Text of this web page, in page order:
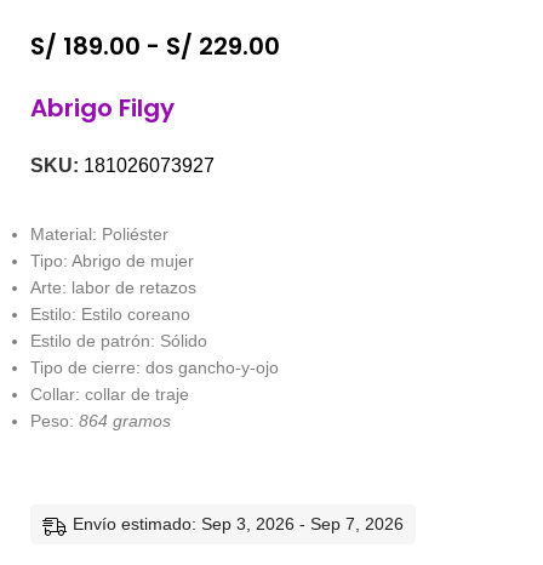
S/ 189.00 - S/ 229.00
Abrigo Filgy
SKU: 181026073927
Material: Poliéster
Tipo: Abrigo de mujer
Arte: labor de retazos
Estilo: Estilo coreano
Estilo de patrón: Sólido
Tipo de cierre: dos gancho-y-ojo
Collar: collar de traje
Peso: 864 gramos
Envío estimado: Sep 3, 2026 - Sep 7, 2026